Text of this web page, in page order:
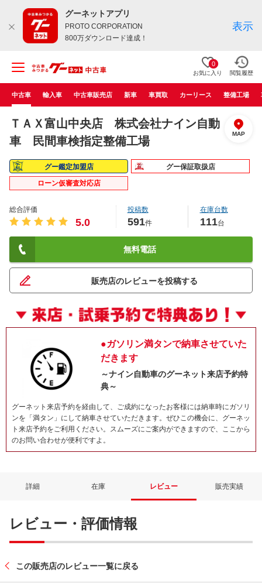
グーネットアプリ
PROTO CORPORATION
800万ダウンロード達成！
表示
0
お気に入り 閲覧履歴
中古車 輸入車 中古車販売店 新車 車買取 カーリース 整備工場
ＴＡＸ富山中央店 株式会社ナイン自動
車 民間車検指定整備工場
MAP
グー鑑定加盟店
グー保証取扱店
ローン仮審査対応店
総合評価
5.0
投稿数
591件
在庫台数
111台
無料電話
販売店のレビューを投稿する
●ガソリン満タンで納車させていた
だきます
～ナイン自動車のグーネット来店予約特
典～
グーネット来店予約を経由して、ご成約になったお客様には納車時にガソリ
ンを「満タン」にして納車させていただきます。ぜひこの機会に、グーネッ
ト来店予約をご利用ください。スムーズにご案内ができますので、ここから
のお問い合わせが便利ですよ。
詳細 在庫 レビュー 販売実績
レビュー・評価情報
この販売店のレビュー一覧に戻る